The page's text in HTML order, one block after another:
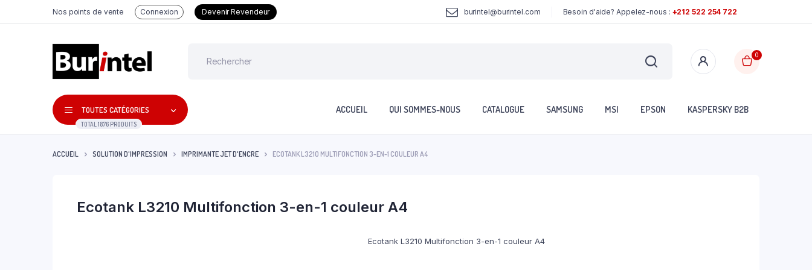
Nos points de vente Connexion Devenir Revendeur burintel@burintel.com Besoin d'aide? Appelez-nous : +212 522 254 722
0
TOUTES CATÉGORIES
TOTAL 1876 PRODUITS
ACCUEIL QUI SOMMES-NOUS CATALOGUE SAMSUNG MSI EPSON KASPERSKY B2B
ACCUEIL SOLUTION D'IMPRESSION IMPRIMANTE JET D'ENCRE ECOTANK L3210 MULTIFONCTION 3-EN-1 COULEUR A4
Ecotank L3210 Multifonction 3-en-1 couleur A4
Ecotank L3210 Multifonction 3-en-1 couleur A4